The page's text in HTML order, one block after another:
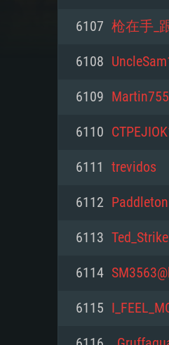
최소사양
운영체제:
프로세서: 2.2
메모리: 4GB
그래픽 카드:
최소사양
운영체제:
프로세서: 최
최소사양
운영체제:
프로세서: 2.4
메모리: 4 GB
그래픽 카드:
6107 枪在手_
6108
6109 Martin755
6110
6111 trevidos
6112 Paddleton
6113
6114
6115